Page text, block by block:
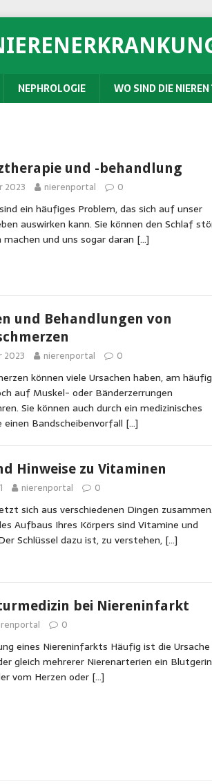
NEPHROLOGIE WO SIND DIE NIEREN
und -behandlung
2023 nierenportal 0
ein häufiges Problem, das sich auf unser
auswirken kann. Sie können den Schlaf
machen und uns sogar daran […]
und Behandlungen von
2023 nierenportal 0
können viele Ursachen haben, am
auf Muskel- oder Bänderzerrungen
Sie können auch durch ein medizinisches
einen Bandscheibenvorfall […]
Hinweise zu Vitaminen
nierenportal 0
sich aus verschiedenen Dingen
Aufbaus Ihres Körpers sind Vitamine und
Schlüssel dazu ist, zu verstehen, […]
bei Niereninfarkt
0
eines Niereninfarkts Häufig ist die
gleich mehrerer Nierenarterien ein
vom Herzen oder […]